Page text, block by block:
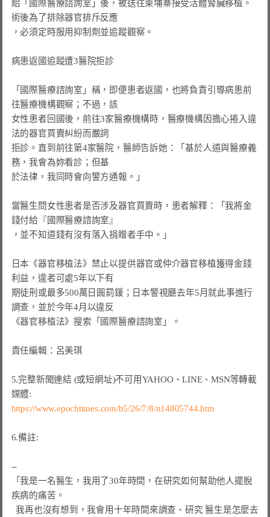
給「國際醫療諮詢室」後，被送往柬埔寨接受活體腎臟移植。
術後為了排除器官排斥反應
，必須定時服用抑制劑並追蹤觀察。
病患返國追蹤遭3醫院拒診
「國際醫療諮詢室」稱，即便患者返國，也將負責引導病患前
往醫療機構觀察；不過，該
女性患者回國後，前往3家醫療機構時，醫療機構因擔心捲入違
法的器官買賣糾紛而嚴詞
拒診。直到前往第4家醫院，醫師告訴她：「基於人道與醫療義
務，我會為妳看診；但基
於法律，我同時會向警方通報。」
當醫生問女性患者是否涉及器官買賣時，患者解釋：「我將金
錢付給『國際醫療諮詢室』
，並不知道錢有沒有落入捐贈者手中。」
日本《器官移植法》禁止以提供器官或仲介器官移植獲得金錢
利益，違者可處5年以下有
期徒刑或最多500萬日圓罰鍰；日本警視廳去年5月就此事進行
調查，並於今年4月以違反
《器官移植法》搜索「國際醫療諮詢室」。
責任編輯：呂美琪
5.完整新聞連結 (或短網址)不可用YAHOO、LINE、MSN等轉載
https://www.epochtimes.com/b5/26/7/8/n14805744.htm
6.備註:
--
「我是一名醫生，我用了30年時間，在研究如何幫助他人擺脫
疾病的痛苦。
  我再也沒有想到，我會用十年時間來調查、研究 醫生是怎麼去